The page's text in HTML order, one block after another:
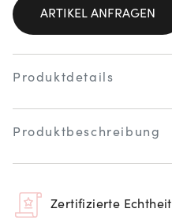
ARTIKEL ANFRAGEN
Produktdetails
Produktbeschreibung
Zertifizierte Echtheit